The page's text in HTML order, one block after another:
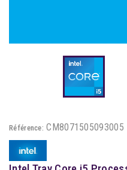
Référence: CM8071505093005